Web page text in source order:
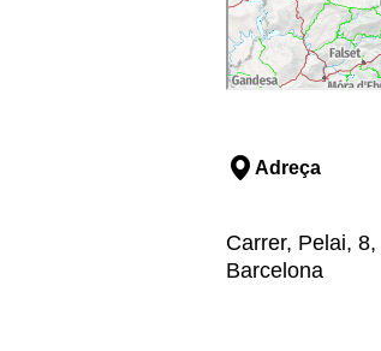
Adreça
Carrer, Pelai,
Barcelona